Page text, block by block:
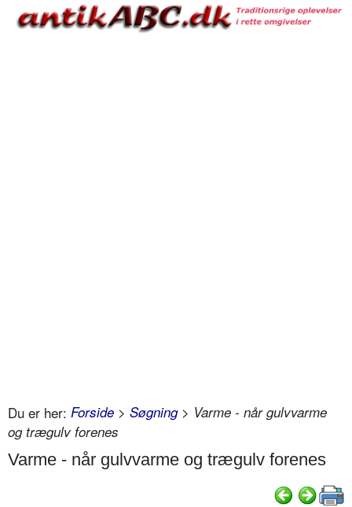
Du er her: Forside > Søgning> Varme - når gulvvarme
og trægulv forenes
Varme - når gulvvarme og trægulv forenes